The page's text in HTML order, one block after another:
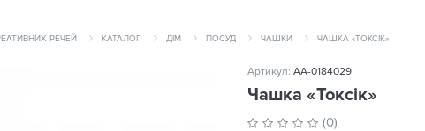
РЕЧЕЙ КАТАЛОГ ДІМ ПОСУД ЧАШКИ ЧАШКА «ТОКСІК»
Артикул: AA-0184029
Чашка «Токсік»
(0)